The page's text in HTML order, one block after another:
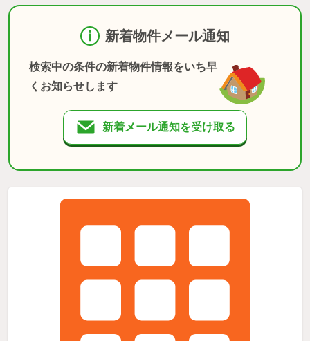
新着物件メール通知
検索中の条件の新着物件情報をいち早
くお知らせします
新着メール通知を受け取る